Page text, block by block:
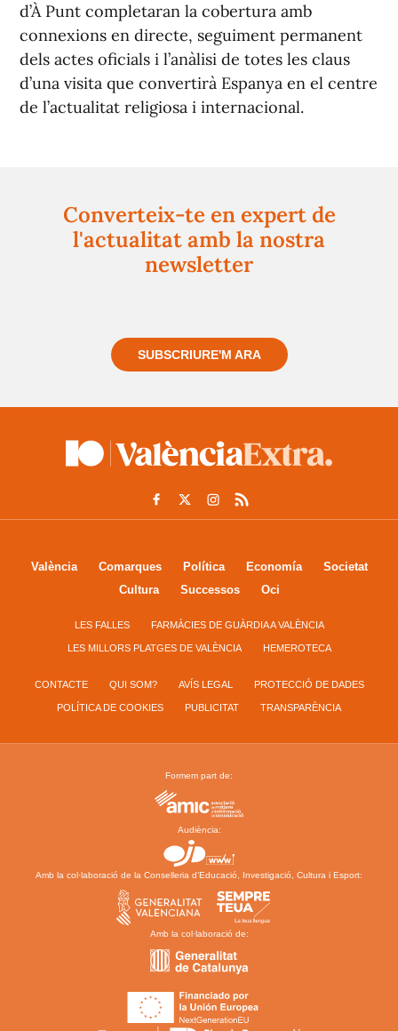
d’À Punt completaran la cobertura amb
connexions en directe, seguiment permanent
dels actes oficials i l’anàlisi de totes les claus
d’una visita que convertirà Espanya en el centre
de l’actualitat religiosa i internacional.
Converteix-te en expert de
l'actualitat amb la nostra
newsletter
SUBSCRIURE'M ARA
València Comarques Política Economía
Societat
Cultura
Successos Oci
LES FALLES FARMÀCIES DE GUÀRDIA A VALÈNCIA
LES MILLORS PLATGES DE VALÈNCIA HEMEROTECA
CONTACTE QUI SOM? AVÍS LEGAL PROTECCIÓ DE DADES
POLÍTICA DE COOKIES PUBLICITAT TRANSPARÈNCIA
Formem part de:
Audiència:
Amb la col·laboració de la Conselleria d’Educació, Investigació, Cultura i Esport:
Amb la col·laboració de: